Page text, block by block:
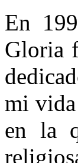
En
Gloria
mi
en la